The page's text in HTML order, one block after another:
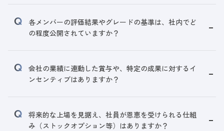
各メンバーの評価結果やグレードの基準は、社内でど
の程度公開されていますか？
会社の業績に連動した賞与や、特定の成果に対するイ
ンセンティブはありますか？
将来的な上場を見据え、社員が恩恵を受けられる仕組
み（ストックオプション等）はありますか？